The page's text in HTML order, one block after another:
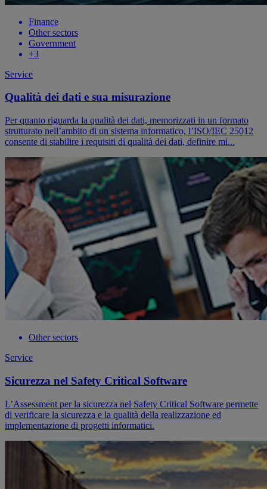
Finance
Other sectors
Government
+3
Service
Qualità dei dati e sua misurazione
Per quanto riguarda la qualità dei dati, memorizzati in un formato
strutturato nell’ambito di un sistema informatico, l’ISO/IEC 25012
consente di stabilire i requisiti di qualità dei dati, definire mi...
Other sectors
Service
Sicurezza nel Safety Critical Software
L’Assessment per la sicurezza nel Safety Critical Software permette
di verificare la sicurezza e la qualità della realizzazione ed
implementazione di progetti informatici.